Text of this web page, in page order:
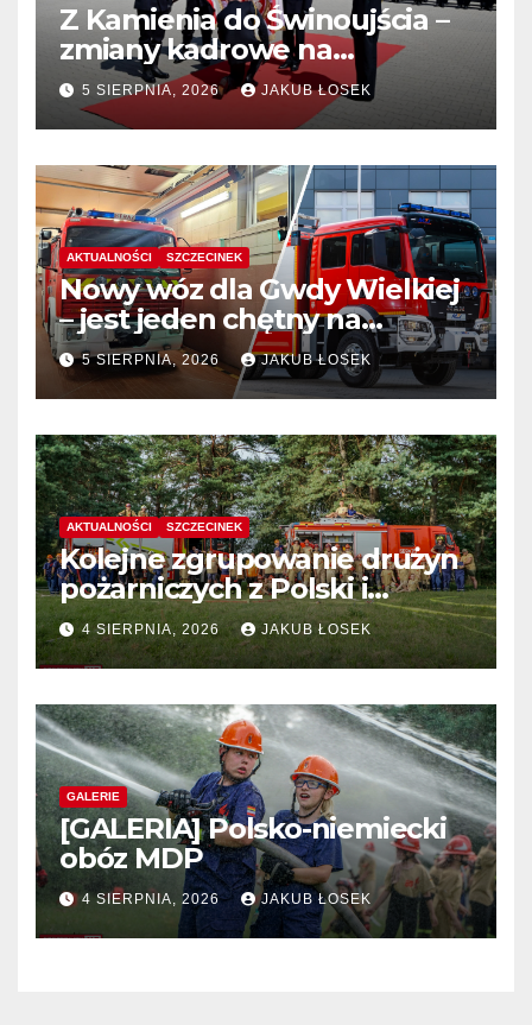
Z Kamienia do Świnoujścia –
zmiany kadrowe na
stanowiskach komendantów
5 SIERPNIA, 2026 JAKUB ŁOSEK
AKTUALNOŚCI SZCZECINEK
Nowy wóz dla Gwdy Wielkiej
– jest jeden chętny na
dostawę
5 SIERPNIA, 2026 JAKUB ŁOSEK
AKTUALNOŚCI SZCZECINEK
Kolejne zgrupowanie drużyn
pożarniczych z Polski i
Niemiec w regionie
4 SIERPNIA, 2026 JAKUB ŁOSEK
GALERIE
[GALERIA] Polsko-niemiecki
obóz MDP
4 SIERPNIA, 2026 JAKUB ŁOSEK